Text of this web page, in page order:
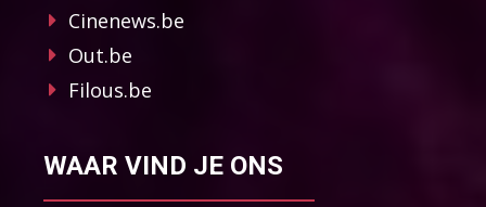
Cinenews.be
Out.be
Filous.be
WAAR VIND JE ONS